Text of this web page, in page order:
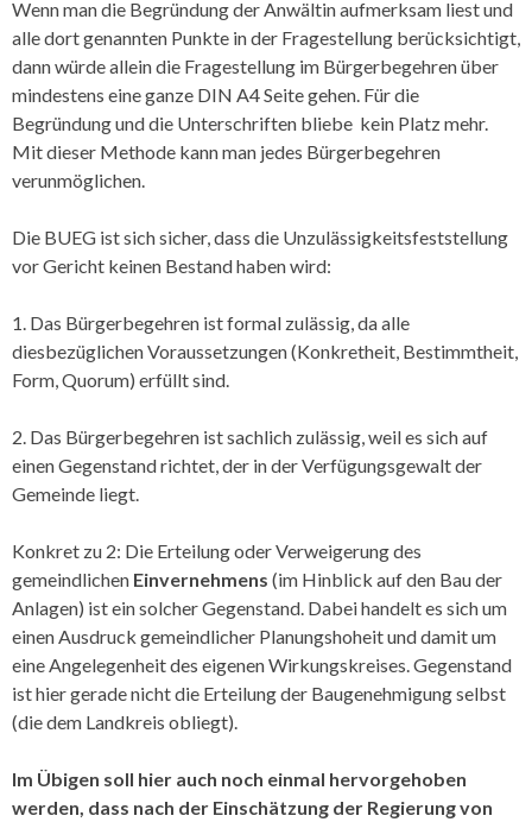
Wenn man die Begründung der Anwältin aufmerksam liest und
alle dort genannten Punkte in der Fragestellung berücksichtigt,
dann würde allein die Fragestellung im Bürgerbegehren über
mindestens eine ganze DIN A4 Seite gehen. Für die
Begründung und die Unterschriften bliebe kein Platz mehr.
Mit dieser Methode kann man jedes Bürgerbegehren
verunmöglichen.
Die BUEG ist sich sicher, dass die Unzulässigkeitsfeststellung
vor Gericht keinen Bestand haben wird:
1. Das Bürgerbegehren ist formal zulässig, da alle
diesbezüglichen Voraussetzungen (Konkretheit, Bestimmtheit,
Form, Quorum) erfüllt sind.
2. Das Bürgerbegehren ist sachlich zulässig, weil es sich auf
einen Gegenstand richtet, der in der Verfügungsgewalt der
Gemeinde liegt.
Konkret zu 2: Die Erteilung oder Verweigerung des
gemeindlichen Einvernehmens (im Hinblick auf den Bau der
Anlagen) ist ein solcher Gegenstand. Dabei handelt es sich um
einen Ausdruck gemeindlicher Planungshoheit und damit um
eine Angelegenheit des eigenen Wirkungskreises. Gegenstand
ist hier gerade nicht die Erteilung der Baugenehmigung selbst
(die dem Landkreis obliegt).
Im Übigen soll hier auch noch einmal hervorgehoben
werden, dass nach der Einschätzung der Regierung von